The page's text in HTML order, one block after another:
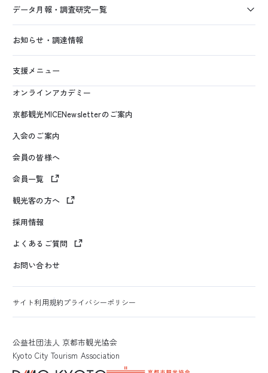
データ月報・調査研究一覧
お知らせ・調達情報
支援メニュー
オンラインアカデミー
京都観光MICENewsletterのご案内
入会のご案内
会員の皆様へ
会員一覧
観光客の方へ
採用情報
よくあるご質問
お問い合わせ
サイト利用規約プライバシーポリシー
公益社団法人 京都市観光協会
Kyoto City Tourism Association